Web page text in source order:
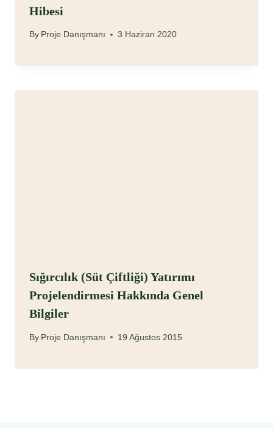
Hibesi
By Proje Danışmanı 3 Haziran 2020
Sığırcılık (Süt Çiftliği) Yatırımı
Projelendirmesi Hakkında Genel
Bilgiler
By Proje Danışmanı 19 Ağustos 2015